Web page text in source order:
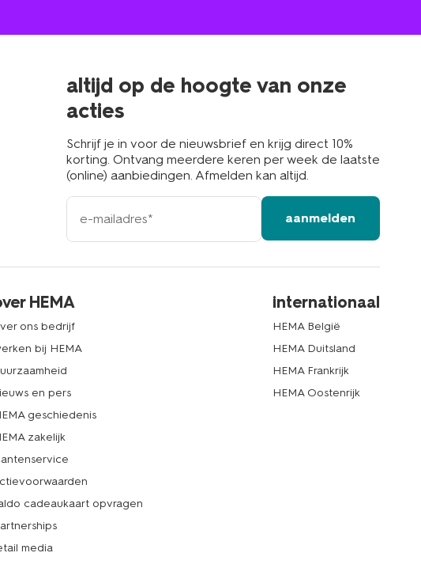
in
altijd op de hoogte van onze
acties
Schrijf je in voor de nieuwsbrief en krijg direct 10%
korting. Ontvang meerdere keren per week de laatste
(online) aanbiedingen. Afmelden kan altijd.
e-
mailadres
aanmelden
HEMA
ons bedrijf
bij HEMA
en pers
geschiedenis
zakelijk
cadeaukaart opvragen
media
internationaal
HEMA België
HEMA Duitsland
HEMA Frankrijk
HEMA Oostenrijk